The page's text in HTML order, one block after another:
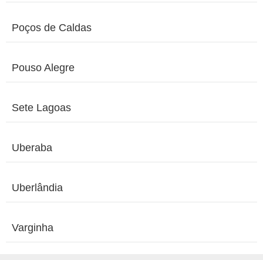
Poços de Caldas
Pouso Alegre
Sete Lagoas
Uberaba
Uberlândia
Varginha